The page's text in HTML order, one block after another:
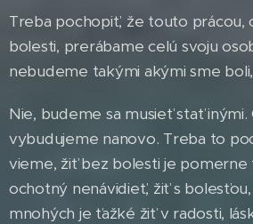
Treba pochopiť, že touto prácou,
bolesti, prerábame celú svoju
nebudeme takými akými sme
Nie, budeme sa musieť stať inými.
vybudujeme nanovo. Treba to
vieme, žiť bez bolesti je pomerne
ochotný nenávidieť, žiť s
mnohých je ťažké žiť v radosti,